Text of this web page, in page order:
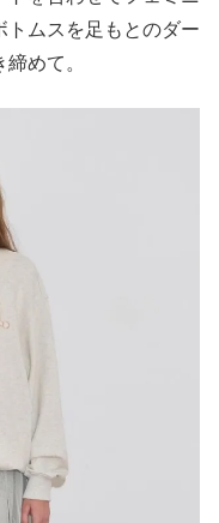
トムスを足もとのダー
めて。